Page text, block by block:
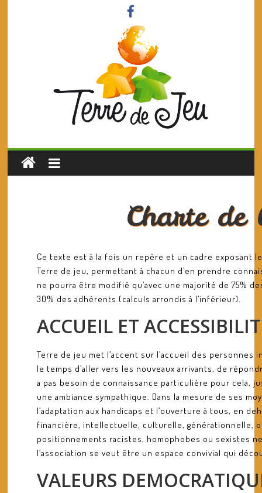
Charte de
Ce texte est à la fois un repère et un cadre exposant
Terre de jeu, permettant à chacun d’en prendre
ne pourra être modifié qu’avec une majorité de 75%
30% des adhérents (calculs arrondis à l’inférieur).
ACCUEIL ET
Terre de jeu met l’accent sur l’accueil des
le temps d’aller vers les nouveaux arrivants, de
a pas besoin de connaissance particulière pour cela,
une ambiance sympathique. Dans la mesure de ses
l’adaptation aux handicaps et l’ouverture à tous, en
financière, intellectuelle, culturelle, générationnelle,
positionnements racistes, homophobes ou sexistes
l’association se veut être un espace convivial qui
VALEURS